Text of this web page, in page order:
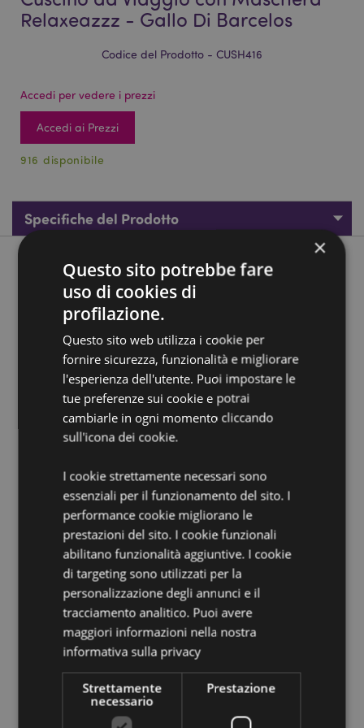
Relaxeazzz - Gallo Di Barcelos
Codice del Prodotto - CUSH416
Accedi per vedere i prezzi
Accedi ai Prezzi
916 disponibile
Specifiche del Prodotto
Descrizione del Prodotto
Cuscino da Viaggio con Maschera Relaxeazzz - Gallo Di
Barcelos
Materiale:95% Poliestere e 5% Spandex
Vincitore del Gift of the Year: Categoria Hot Novelty
Maschera per Occhi Sganciabile:Sì, una parte è
sganciabile tramite clip - L'altra estremità rimane
attaccata al cuscino per evitarne lo smarrimento
Informazioni Aggiuntive:
Vuoi informazioni su come inoltrare un ordine
utilizzando il sito internet di Puckator?
guida all'acquisto.
Dettagli del Prodotto
Informazioni
Aggiuntive
5055071506055
56
0.180000
Sì
No
×
Questo sito potrebbe fare
uso di cookies di
profilazione.
Questo sito web utilizza i cookie per
fornire sicurezza, funzionalità e migliorare
l'esperienza dell'utente. Puoi impostare le
tue preferenze sui cookie e potrai
cambiarle in ogni momento cliccando
sull'icona dei cookie.
I cookie strettamente necessari sono
essenziali per il funzionamento del sito. I
performance cookie migliorano le
prestazioni del sito. I cookie funzionali
abilitano funzionalità aggiuntive. I cookie
di targeting sono utilizzati per la
personalizzazione degli annunci e il
tracciamento analitico. Puoi avere
maggiori informazioni nella nostra
informativa sulla privacy
Strettamente
necessario
Prestazione